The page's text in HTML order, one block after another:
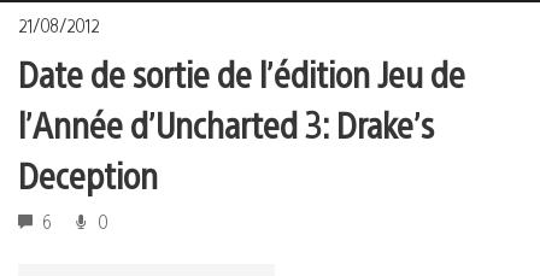
21/08/2012
Date de sortie de l’édition Jeu de
l’Année d’Uncharted 3: Drake’s
Deception
6 0